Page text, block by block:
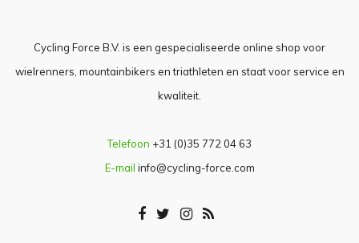
Cycling Force B.V. is een gespecialiseerde online shop voor
wielrenners, mountainbikers en triathleten en staat voor service en
kwaliteit.
Telefoon +31 (0)35 772 04 63
E-mail info@cycling-force.com